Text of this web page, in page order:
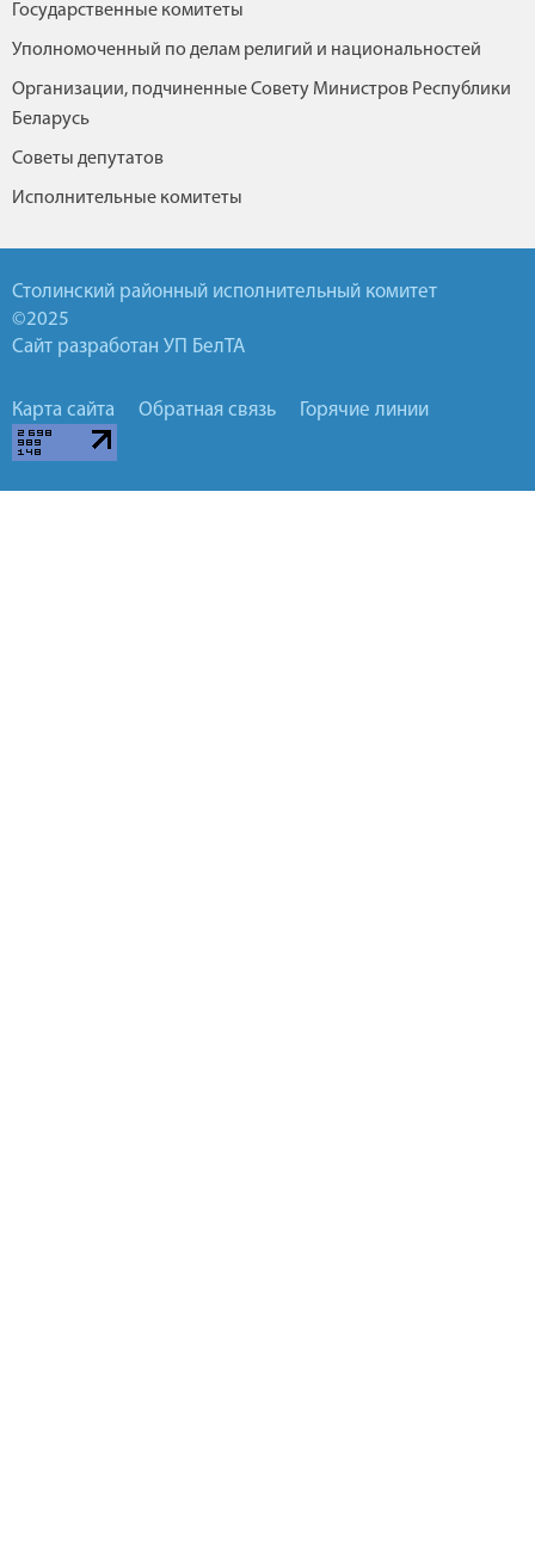
Государственные комитеты
Уполномоченный по делам религий и национальностей
Организации, подчиненные Совету Министров Республики
Беларусь
Советы депутатов
Исполнительные комитеты
Столинский районный исполнительный комитет
©2025
Сайт разработан УП БелТА
Карта сайта Обратная связь Горячие линии